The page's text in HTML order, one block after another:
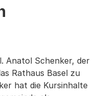
Anatol Schenker, der
Rathaus Basel zu
hat die Kursinhalte